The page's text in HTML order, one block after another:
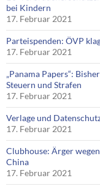
bei Kindern
17. Februar 2021
Parteispenden: ÖVP
17. Februar 2021
„Panama Papers“:
Steuern und Strafen
17. Februar 2021
Verlage und
17. Februar 2021
Clubhouse: Ärger
China
17. Februar 2021